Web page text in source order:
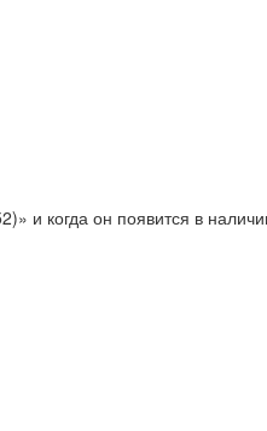
и когда он появится в